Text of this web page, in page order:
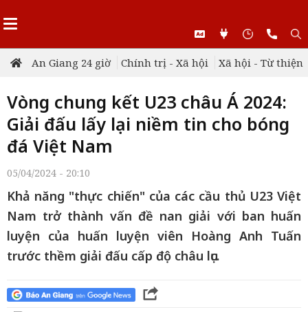
An Giang 24 giờ Chính trị - Xã hội Xã hội - Từ thiện
Vòng chung kết U23 châu Á 2024:
Giải đấu lấy lại niềm tin cho bóng
đá Việt Nam
05/04/2024 - 20:10
Khả năng "thực chiến" của các cầu thủ U23 Việt
Nam trở thành vấn đề nan giải với ban huấn
luyện của huấn luyện viên Hoàng Anh Tuấn
trước thềm giải đấu cấp độ châu lục.